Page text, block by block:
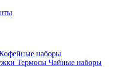
наборы
Термосы Чайные наборы